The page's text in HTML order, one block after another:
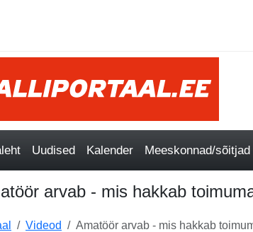
Uudised Kalender Meeskonnad/sõitjad
arvab - mis hakkab
Videod Amatöör arvab - mis hakkab